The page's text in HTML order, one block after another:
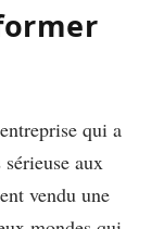
qui a
aux
vendu une